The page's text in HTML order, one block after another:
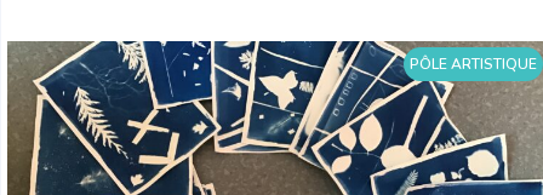
PÔLE ARTISTIQUE